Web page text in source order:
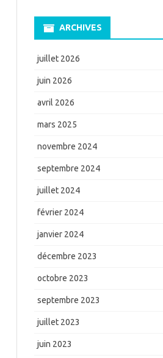
ARCHIVES
juillet 2026
juin 2026
avril 2026
mars 2025
novembre 2024
septembre 2024
juillet 2024
février 2024
janvier 2024
décembre 2023
octobre 2023
septembre 2023
juillet 2023
juin 2023